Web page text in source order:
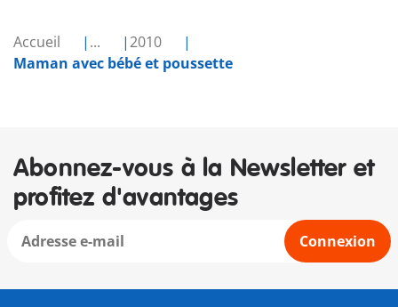
Accueil ...
2010
Maman avec bébé et poussette
Abonnez-vous à la Newsletter et
profitez d'avantages
Connexion